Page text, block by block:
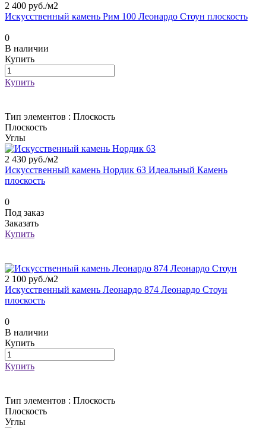
2 400 руб./м2
Искусственный камень Рим 100 Леонардо Стоун плоскость
0
В наличии
Купить
Купить
Тип элементов : Плоскость
Плоскость
Углы
2 430 руб./м2
Искусственный камень Нордик 63 Идеальный Камень
плоскость
0
Под заказ
Заказать
Купить
2 100 руб./м2
Искусственный камень Леонардо 874 Леонардо Стоун
плоскость
0
В наличии
Купить
Купить
Тип элементов : Плоскость
Плоскость
Углы